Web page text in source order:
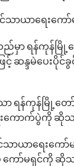
ာယာ‌ရေးကေ
မှာ ရန်ကုန်မြို့‌
ဆန္ဒမဲ‌ပေးပို
န်ကုန်မြို့‌တော်
ေး‌ကောက်ပွဲကို ဆို
ာယာ​ရေးကော်
ကော်မရှင်ကို ဆို